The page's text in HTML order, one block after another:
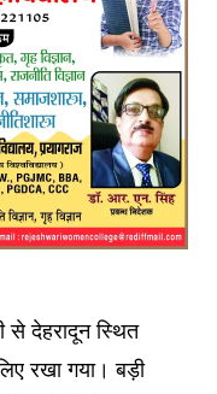
से देहरादून स्थित
रखा गया। बड़ी